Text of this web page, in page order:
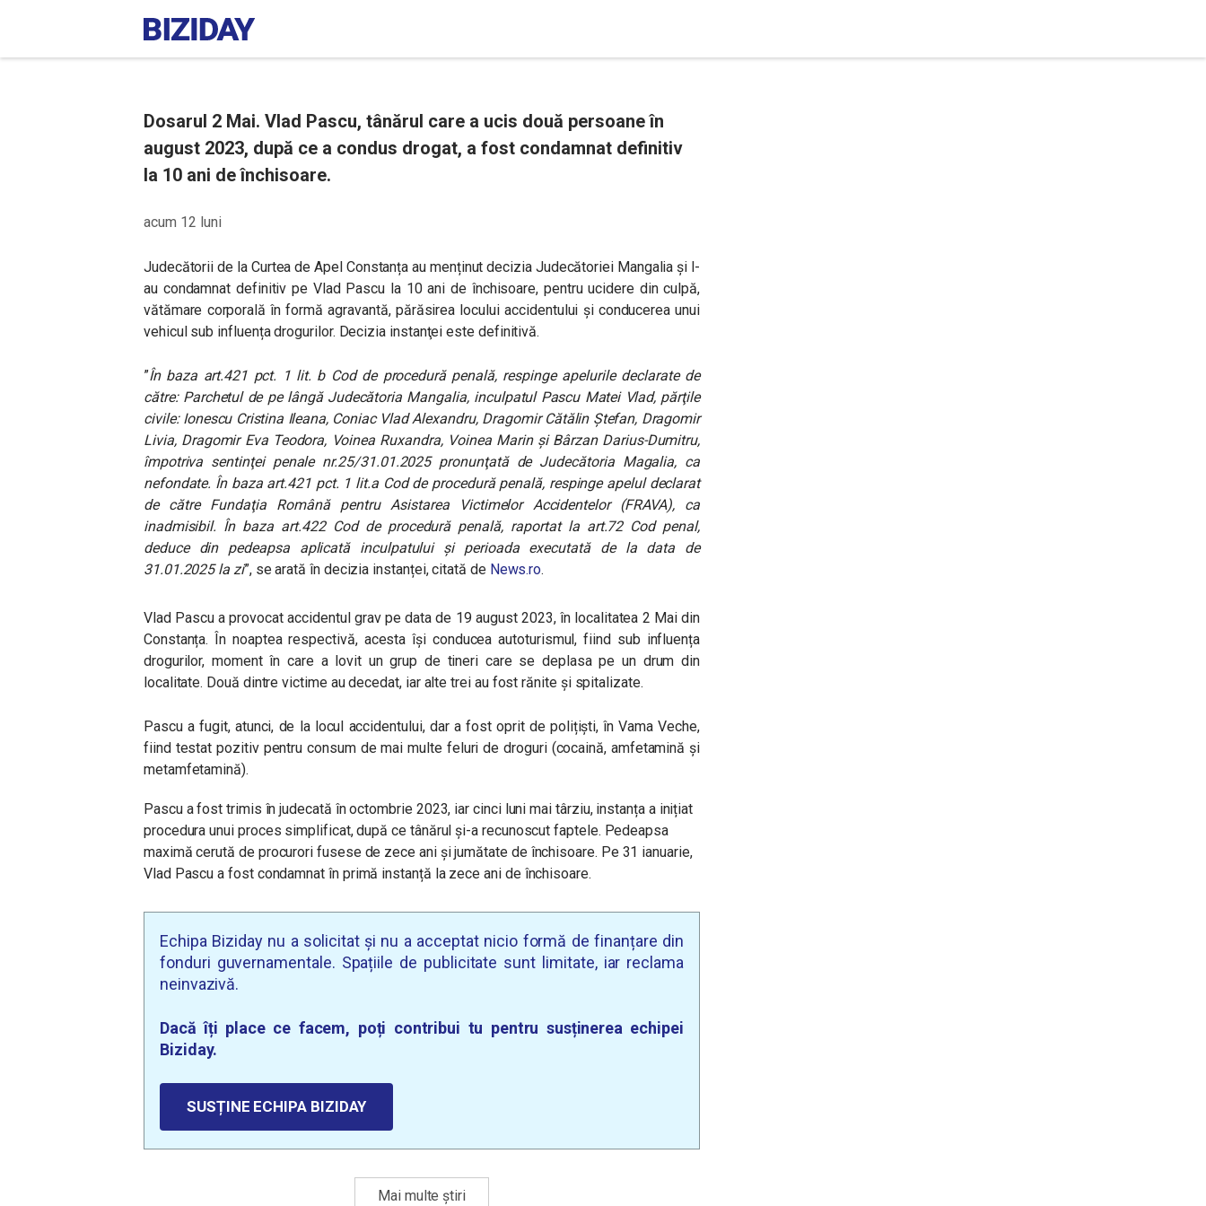
Dosarul 2 Mai. Vlad Pascu, tânărul care a ucis două persoane în
august 2023, după ce a condus drogat, a fost condamnat definitiv
la 10 ani de închisoare.
acum 12 luni
Judecătorii de la Curtea de Apel Constanța au menținut decizia Judecătoriei Mangalia și l-
au condamnat definitiv pe Vlad Pascu la 10 ani de închisoare, pentruucidere din culpă,
vătămare corporală în formă agravantă, părăsirea locului accidentului și conducerea unui
vehicul sub influența drogurilor. Decizia instanţei este definitivă.
”În baza art.421 pct. 1 lit. b Cod de procedură penală, respinge apelurile declarate de
către: Parchetul de pe lângă Judecătoria Mangalia, inculpatul Pascu Matei Vlad, părţile
civile: Ionescu Cristina Ileana, Coniac Vlad Alexandru, Dragomir Cătălin Ştefan, Dragomir
Livia, Dragomir Eva Teodora, Voinea Ruxandra, Voinea Marin şi Bârzan Darius-Dumitru,
împotriva sentinţei penale nr.25/31.01.2025 pronunţată de Judecătoria Magalia, ca
nefondate. În baza art.421 pct. 1 lit.a Cod de procedură penală, respinge apelul declarat
de către Fundaţia Română pentru Asistarea Victimelor Accidentelor (FRAVA), ca
inadmisibil. În baza art.422 Cod de procedură penală, raportat la art.72 Cod penal,
deduce din pedeapsa aplicată inculpatului şi perioada executată de la data de
31.01.2025 la zi”, se arată în decizia instanței, citată de News.ro.
Vlad Pascu a provocat accidentul grav pe data de 19 august 2023, în localitatea 2 Mai din
Constanța. În noaptea respectivă, acesta își conducea autoturismul, fiind sub influența
drogurilor, moment în care a lovit un grup de tineri care se deplasa pe un drum din
localitate. Două dintre victime au decedat, iar alte trei au fost rănite și spitalizate.
Pascu a fugit, atunci, de la locul accidentului, dar a fost oprit de polițiști, în Vama Veche,
fiind testat pozitiv pentru consum de mai multe feluri de droguri (cocaină, amfetamină şi
metamfetamină).
Pascu a fost trimis în judecată în octombrie 2023, iar cinci luni mai târziu, instanța a inițiat
procedura unui proces simplificat, după ce tânărul și-a recunoscut faptele. Pedeapsa
maximă cerută de procurori fusese de zece ani și jumătate de închisoare. Pe 31 ianuarie,
Vlad Pascu a fost condamnat în primă instanță la zece ani de închisoare.
Echipa Biziday nu a solicitat și nu a acceptat nicio formă de finanțare din
fonduri guvernamentale. Spațiile de publicitate sunt limitate, iar reclama
neinvazivă.
Dacă îți place ce facem, poți contribui tu pentru susținerea echipei
Biziday.
SUSȚINE ECHIPA BIZIDAY
Mai multe știri